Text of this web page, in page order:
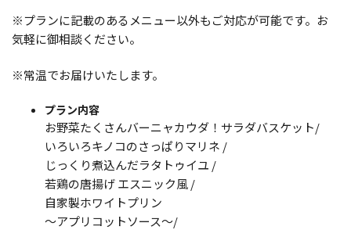
※プランに記載のあるメニュー以外もご対応が可能です。お
気軽に御相談ください。
※常温でお届けいたします。
プラン内容
お野菜たくさんバーニャカウダ！サラダバスケット/
いろいろキノコのさっぱりマリネ /
じっくり煮込んだラタトゥイユ /
若鶏の唐揚げ エスニック風 /
自家製ホワイトプリン
～アプリコットソース～/